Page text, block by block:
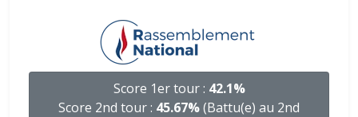
Score 1er tour : 42.1%
Score 2nd tour : 45.67%(Battu(e) au 2nd